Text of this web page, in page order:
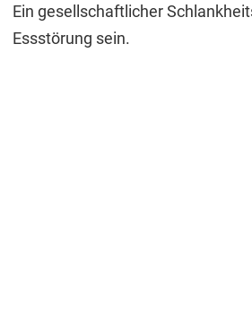
Ein gesellschaftlicher
Essstörung sein.